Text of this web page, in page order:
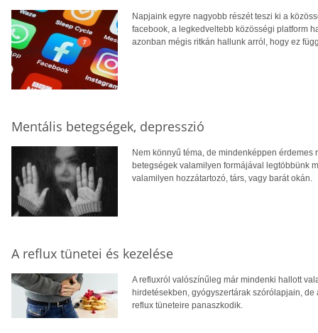
Napjaink egyre nagyobb részét teszi ki a
facebook, a legkedveltebb közösségi platform
azonban mégis ritkán hallunk arról, hogy ez
Mentális betegségek, depresszió
Nem könnyű téma, de mindenképpen
betegségek valamilyen formájával legtöbbünk
valamilyen hozzátartozó, társ, vagy barát okán.
A reflux tünetei és kezelése
A refluxról valószínűleg már mindenki hallott
hirdetésekben, gyógyszertárak szórólapjain,
reflux tüneteire panaszkodik.